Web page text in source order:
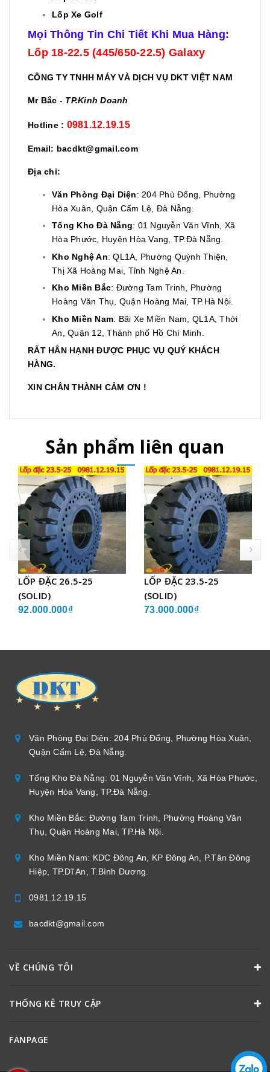
Lốp Xe Golf
Mọi Thông Tin Chi Tiết Khi Mua Hàng:
Lốp 18-22.5 (445/650-22.5) Galaxy
CÔNG TY TNHH MÁY VÀ DỊCH VỤ DKT VIỆT NAM
Mr Bắc - TP.Kinh Doanh
Hotline : 0981.12.19.15
Email: bacdkt@gmail.com
Địa chỉ:
Văn Phòng Đại Diện: 204 Phù Đổng, Phường
Hòa Xuân, Quận Cẩm Lệ, Đà Nẵng.
Tổng Kho Đà Nẵng: 01 Nguyễn Văn Vĩnh, Xã
Hòa Phước, Huyện Hòa Vang, TP.Đà Nẵng.
Kho Nghệ An: QL1A, Phường Quỳnh Thiện,
Thị Xã Hoàng Mai, Tỉnh Nghệ An.
Kho Miền Bắc: Đường Tam Trinh, Phường
Hoàng Văn Thụ, Quận Hoàng Mai, TP.Hà Nội.
Kho Miền Nam: Bãi Xe Miền Nam, QL1A, Thới
An, Quận 12, Thành phố Hồ Chí Minh.
RẤT HÂN HẠNH ĐƯỢC PHỤC VỤ QUÝ KHÁCH
HÀNG.
XIN CHÂN THÀNH CẢM ƠN !
Sản phẩm liên quan
LỐP ĐẶC 26.5-25
(SOLID)
92.000.000₫
LỐP ĐẶC 23.5-25
(SOLID)
73.000.000₫
prev
Văn Phòng Đại Diện: 204 Phù Đổng, Phường Hòa Xuân,
Quận Cẩm Lệ, Đà Nẵng.
Tổng Kho Đà Nẵng: 01 Nguyễn Văn Vĩnh, Xã Hòa Phước,
Huyện Hòa Vang, TP.Đà Nẵng.
Kho Miền Bắc: Đường Tam Trinh, Phường Hoàng Văn
Thụ, Quận Hoàng Mai, TP.Hà Nội.
Kho Miền Nam: KDC Đông An, KP Đông An, P.Tân Đông
Hiệp, TP.Dĩ An, T.Bình Dương.
0981.12.19.15
bacdkt@gmail.com
VỀ CHÚNG TÔI
THỐNG KÊ TRUY CẬP
FANPAGE